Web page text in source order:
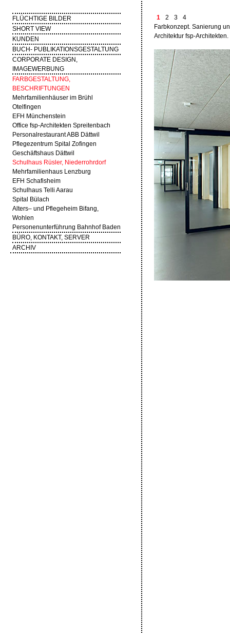
FLÜCHTIGE BILDER
SHORT VIEW
KUNDEN
BUCH- PUBLIKATIONSGESTALTUNG
CORPORATE DESIGN,
IMAGEWERBUNG
FARBGESTALTUNG,
BESCHRIFTUNGEN
Mehrfamilienhäuser im Brühl
Otelfingen
EFH Münchenstein
Office fsp-Architekten Spreitenbach
Personalrestaurant ABB Dättwil
Pflegezentrum Spital Zofingen
Geschäftshaus Dättwil
Schulhaus Rüsler, Niederrohrdorf
Mehrfamilienhaus Lenzburg
EFH Schafisheim
Schulhaus Telli Aarau
Spital Bülach
Alters– und Pflegeheim Bifang,
Wohlen
Personenunterführung Bahnhof Baden
BÜRO, KONTAKT, SERVER
ARCHIV
1 2 3
4
Farbkonzept. Sanierung
Architektur fsp-